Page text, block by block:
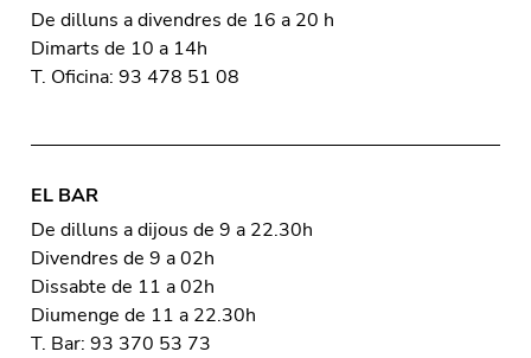
De dilluns a divendres de 16 a 20 h
Dimarts de 10 a 14h
T. Oficina: 93 478 51 08
EL BAR
De dilluns a dijous de 9 a 22.30h
Divendres de 9 a 02h
Dissabte de 11 a 02h
Diumenge de 11 a 22.30h
T. Bar: 93 370 53 73